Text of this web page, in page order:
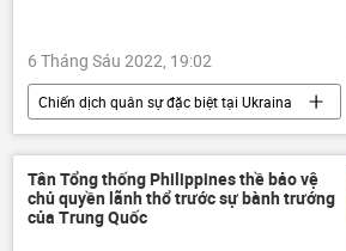
6 Tháng Sáu 2022, 19:02
Chiến dịch quân sự đặc biệt tại Ukraina
Cuộc khủng hoảng ở Ukraina
Ukraina
Sergey Lavrov
Nga
LNR
DNR
Chính trị
Tân Tổng thống Philippines thề bảo vệ
chủ quyền lãnh thổ trước sự bành trướng
của Trung Quốc